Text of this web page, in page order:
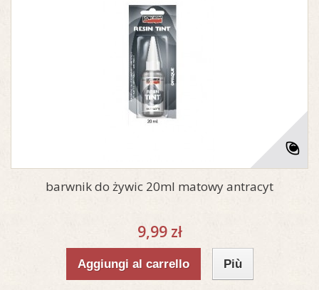
barwnik do żywic 20ml matowy antracyt
9,99 zł
Aggiungi al carrello Più